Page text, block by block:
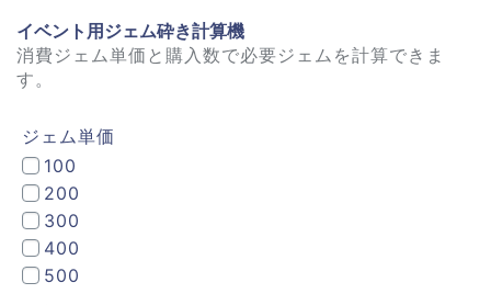
イベント用ジェム砕き計算機
消費ジェム単価と購入数で必要ジェムを計算できま
す。
ジェム単価
100
200
300
400
500